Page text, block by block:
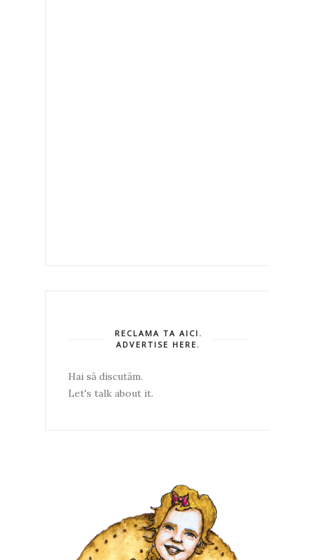
RECLAMA TA AICI.
ADVERTISE HERE.
Hai să discutăm.
Let's talk about it.